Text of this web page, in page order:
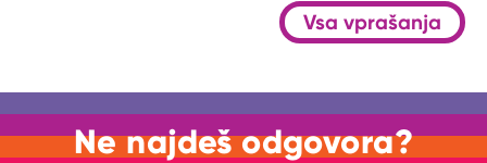
Vsa vprašanja
Ne najdeš odgovora?